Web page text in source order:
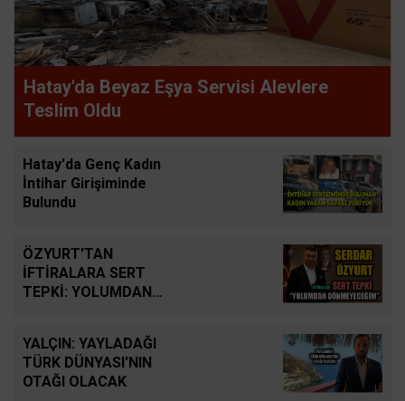
Hatay'da Beyaz Eşya Servisi Alevlere
Teslim Oldu
Hatay'da Genç Kadın
İntihar Girişiminde
Bulundu
ÖZYURT'TAN
İFTİRALARA SERT
TEPKİ: YOLUMDAN
YALÇIN: YAYLADAĞI
TÜRK DÜNYASI'NIN
OTAĞI OLACAK